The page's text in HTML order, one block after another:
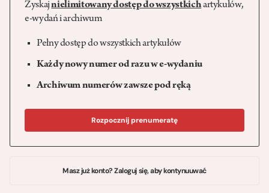
Zyskajnielimitowany dostęp do wszystkichartykułów,
e-wydań i archiwum
Pełny dostęp do wszystkich artykułów
Każdy nowy numer od razu w e-wydaniu
Archiwum numerów zawsze pod ręką
Rozpocznij prenumeratę
Masz już konto? Zaloguj się, aby kontynuuwać